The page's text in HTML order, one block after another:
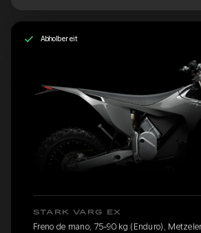
Abholbereit
STARK VARG EX
Freno de mano, 75-90 kg (Enduro),